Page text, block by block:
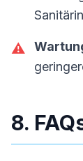
⚠️
8.